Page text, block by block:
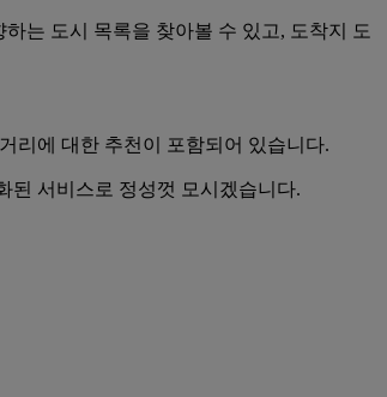
는 도시 목록을 찾아볼 수 있고, 도착지 도
리에 대한 추천이 포함되어 있습니다.
된 서비스로 정성껏 모시겠습니다.